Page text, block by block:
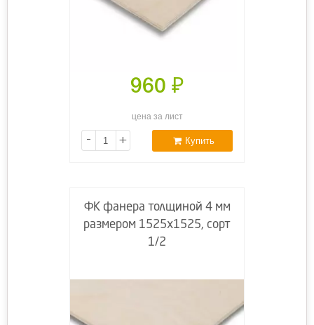
960 ₽
цена за лист
- + Купить
ФК фанера толщиной 4 мм
размером 1525х1525, сорт
1/2